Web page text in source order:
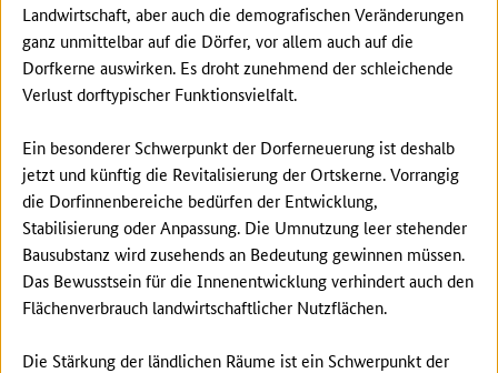
Landwirtschaft, aber auch die demografischen Veränderungen
ganz unmittelbar auf die Dörfer, vor allem auch auf die
Dorfkerne auswirken. Es droht zunehmend der schleichende
Verlust dorftypischer Funktionsvielfalt.
Ein besonderer Schwerpunkt der Dorferneuerung ist deshalb
jetzt und künftig die Revitalisierung der Ortskerne. Vorrangig
die Dorfinnenbereiche bedürfen der Entwicklung,
Stabilisierung oder Anpassung. Die Umnutzung leer stehender
Bausubstanz wird zusehends an Bedeutung gewinnen müssen.
Das Bewusstsein für die Innenentwicklung verhindert auch den
Flächenverbrauch landwirtschaftlicher Nutzflächen.
Die Stärkung der ländlichen Räume ist ein Schwerpunkt der